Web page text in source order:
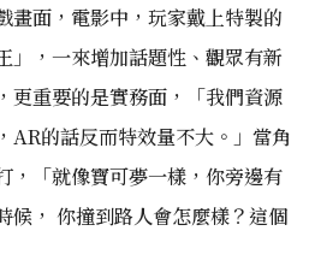
畫面，電影中，玩家戴上特製的
」，一來增加話題性、觀眾有新
更重要的是實務面，「我們資源
AR的話反而特效量不大。」當角
，「就像寶可夢一樣，你旁邊有
候， 你撞到路人會怎麼樣？這個